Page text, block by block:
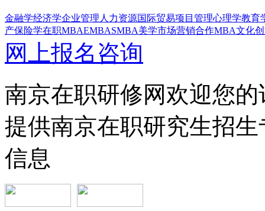
金融学经济学企业管理 人力资源国际贸易项目管理心理学教育
产保险学在职MBAEMBASMBA美学市场营销合作MBA文化
网上报名咨询
南京在职研修网欢迎您的
提供南京在职研究生招
信息